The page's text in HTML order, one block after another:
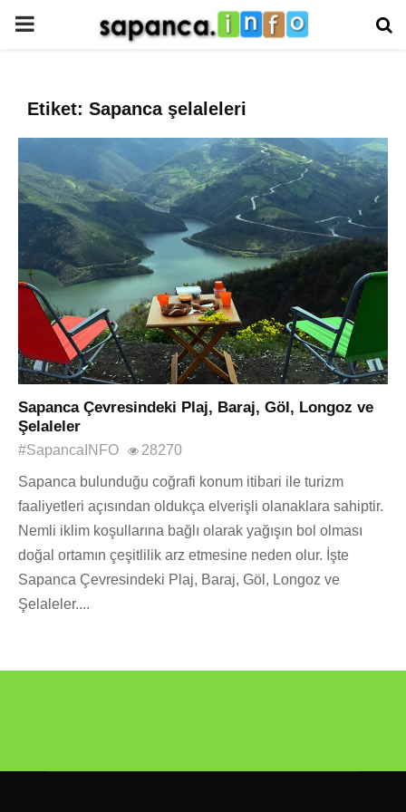
PRIMARY
Etiket: Sapanca şelaleleri
Sapanca Çevresindeki Plaj, Baraj, Göl, Longoz ve
Şelaleler
#SapancaINFO 28270
Sapanca bulunduğu coğrafi konum itibari ile turizm
faaliyetleri açısından oldukça elverişli olanaklara sahiptir.
Nemli iklim koşullarına bağlı olarak yağışın bol olması
doğal ortamın çeşitlilik arz etmesine neden olur. İşte
Sapanca Çevresindeki Plaj, Baraj, Göl, Longoz ve
Şelaleler....